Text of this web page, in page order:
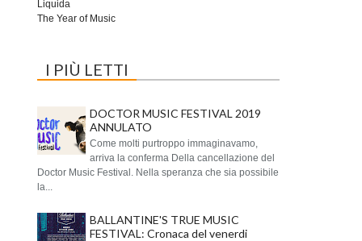
Liquida
The Year of Music
I PIÙ LETTI
DOCTOR MUSIC FESTIVAL 2019
ANNULATO
Come molti purtroppo immaginavamo,
arriva la conferma Della cancellazione del
Doctor Music Festival. Nella speranza che sia possibile
la...
BALLANTINE'S TRUE MUSIC
FESTIVAL: Cronaca del venerdi